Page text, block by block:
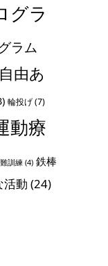
グラ
ラム
自由あ
輪投げ(7)
動療
訓練 (4) 鉄棒
活動 (24)